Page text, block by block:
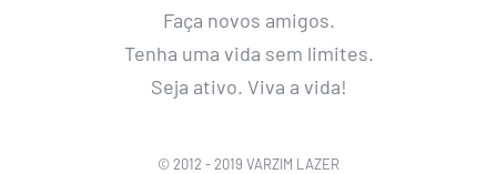
Faça novos amigos.
Tenha uma vida sem limites.
Seja ativo. Viva a vida!
© 2012 - 2019 VARZIM LAZER